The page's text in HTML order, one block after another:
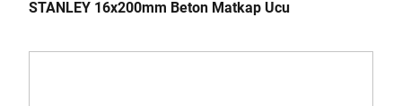
STANLEY 16x200mm Beton Matkap Ucu